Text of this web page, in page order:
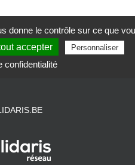
donne le contrôle sur ce que
accepter Personnaliser
confidentialité